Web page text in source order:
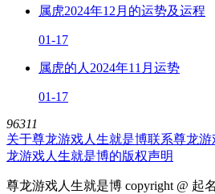
属虎2024年12月的运势及运程
01-17
属虎的人2024年11月运势
01-17
96311
关于尊龙游戏人生就是博联系尊龙
龙游戏人生就是博的版权声明
尊龙游戏人生就是博 copyright @ 起